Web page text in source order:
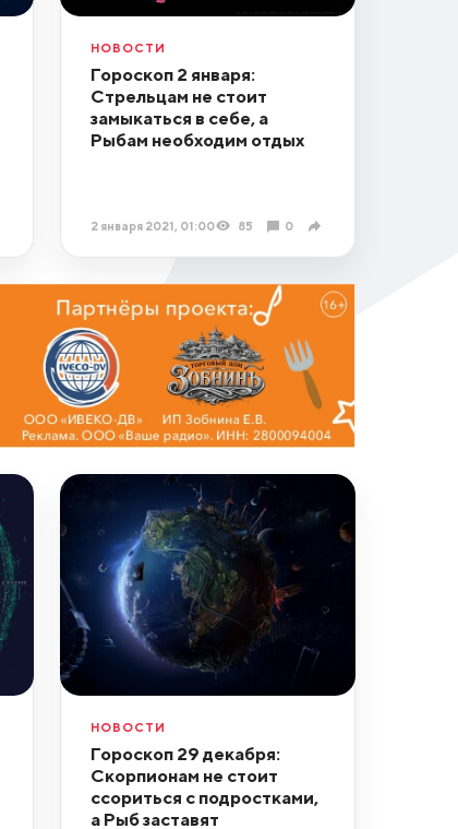
НОВОСТИ
Гороскоп 2 января:
Стрельцам не стоит
замыкаться в себе, а
Рыбам необходим отдых
2 января 2021, 01:00 85 0
НОВОСТИ
Гороскоп 29 декабря:
Скорпионам не стоит
ссориться с подростками,
а Рыб заставят